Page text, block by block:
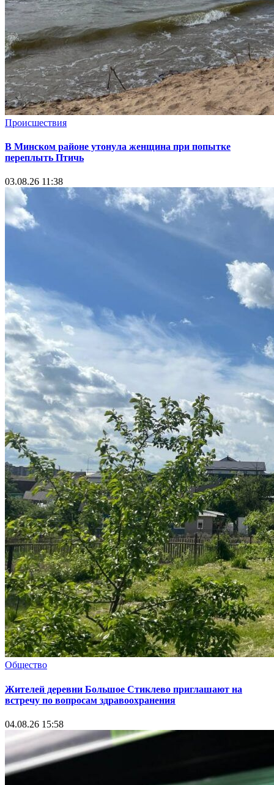
Происшествия
В Минском районе утонула женщина при попытке
переплыть Птичь
03.08.26 11:38
Общество
Жителей деревни Большое Стиклево приглашают на
встречу по вопросам здравоохранения
04.08.26 15:58